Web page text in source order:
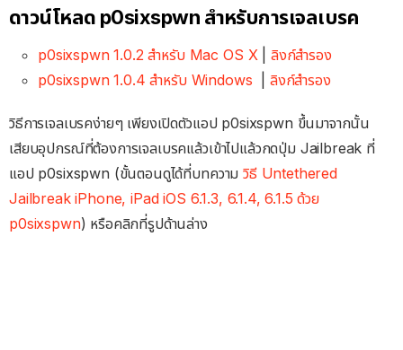
ดาวน์โหลด p0sixspwn สำหรับการเจลเบรค
p0sixspwn 1.0.2 สำหรับ Mac OS X| ลิงก์สำรอง
p0sixspwn 1.0.4 สำหรับ Windows
ลิงก์สำรอง
วิธีการเจลเบรคง่ายๆ เพียงเปิดตัวแอป p0sixspwn ขึ้นมาจากนั้น
เสียบอุปกรณ์ที่ต้องการเจลเบรคแล้วเข้าไปแล้วกดปุ่ม Jailbreak ที่
แอป p0sixspwn (ขั้นตอนดูได้ที่บทความวิธี Untethered
Jailbreak iPhone, iPad iOS 6.1.3, 6.1.4, 6.1.5 ด้วย
p0sixspwn) หรือคลิกที่รูปด้านล่าง